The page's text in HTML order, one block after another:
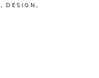
DESIGN